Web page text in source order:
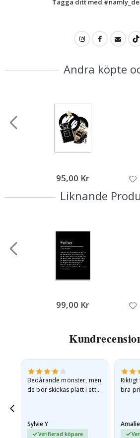
Tagga ditt med
Andra köpte
95,00 Kr
Liknande
99,00 Kr
Bedårande mönster, men
de bör skickas platt i ett
Sylvie Y
Verifierad köpare
bra